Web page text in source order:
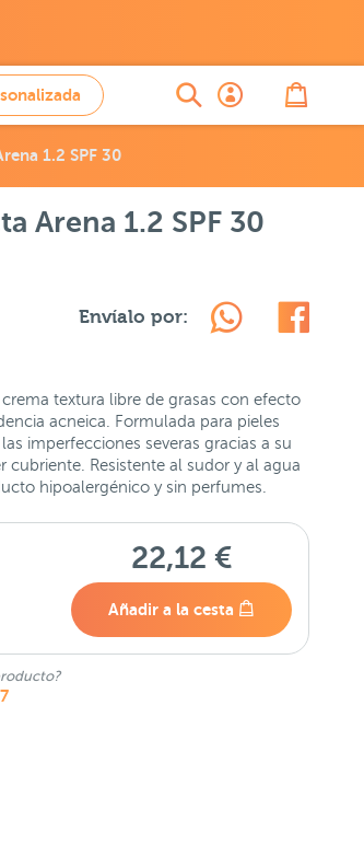
1.2 SPF 30
Arena 1.2 SPF 30
Envíalo por:
textura libre de grasas con efecto
acneica. Formulada para pieles
imperfecciones severas gracias a su
Resistente al sudor y al agua
hipoalergénico y sin perfumes.
22,12 €
Añadir a la cesta